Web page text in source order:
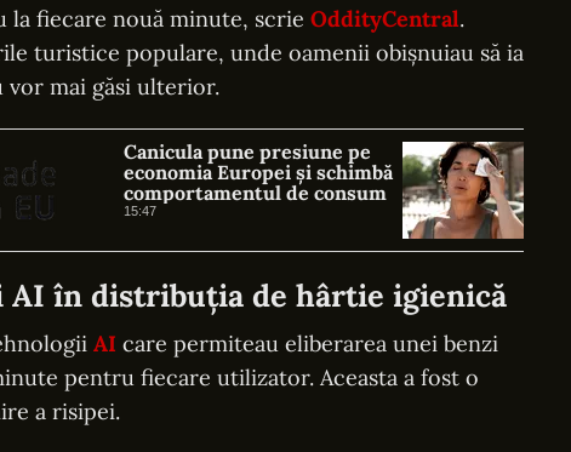
la fiecare nouă minute, scrie OddityCentral.
turistice populare, unde oamenii obișnuiau să ia
vor mai găsi ulterior.
Canicula pune presiune pe
economia Europei și schimbă
comportamentul de consum
15:47
AI în distribuția de hârtie igienică
AI care permiteau eliberarea unei benzi
pentru fiecare utilizator. Aceasta a fost o
a risipei.